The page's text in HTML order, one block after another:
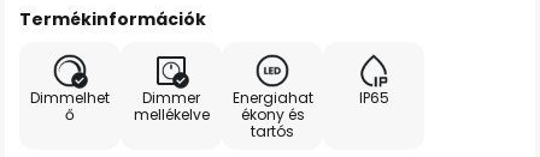
Termékinformációk
Dimmelhet
ő
Dimmer
mellékelve
Energiahat
ékony és
tartós
IP65